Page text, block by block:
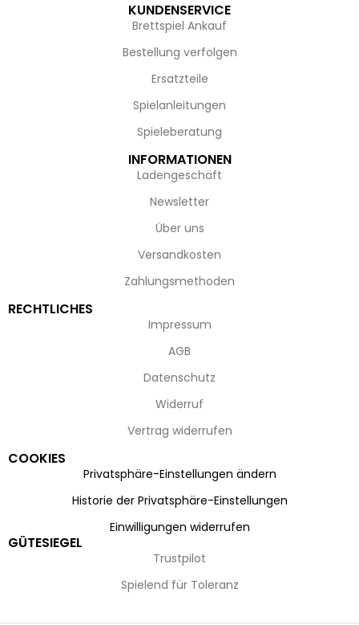
KUNDENSERVICE
Brettspiel Ankauf
Bestellung verfolgen
Ersatzteile
Spielanleitungen
Spieleberatung
INFORMATIONEN
Ladengeschäft
Newsletter
Über uns
Versandkosten
Zahlungsmethoden
RECHTLICHES
Impressum
AGB
Datenschutz
Widerruf
Vertrag widerrufen
COOKIES
Privatsphäre-Einstellungen ändern
Historie der Privatsphäre-Einstellungen
Einwilligungen widerrufen
GÜTESIEGEL
Trustpilot
Spielend für Toleranz